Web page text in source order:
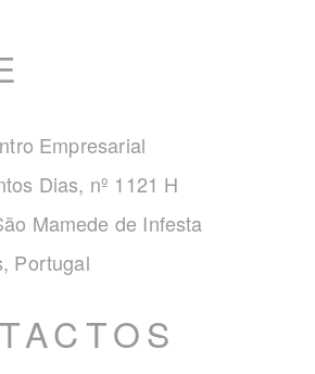
Empresarial
Dias, nº 1121 H
Mamede de Infesta
Portugal